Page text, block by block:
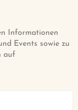
Informationen
Events sowie zu
auf